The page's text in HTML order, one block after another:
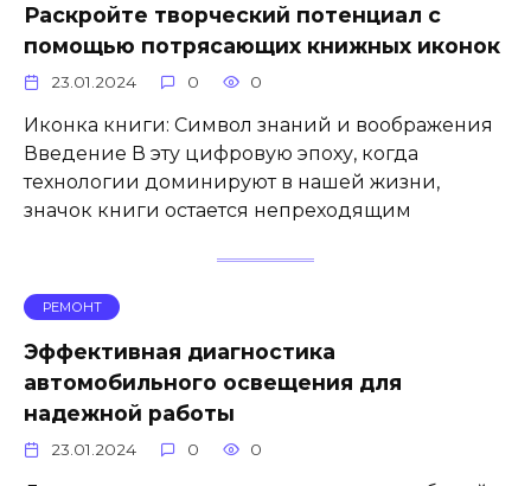
Раскройте творческий потенциал с
помощью потрясающих книжных иконок
23.01.2024 0 0
Иконка книги: Символ знаний и воображения
Введение В эту цифровую эпоху, когда
технологии доминируют в нашей жизни,
значок книги остается непреходящим
РЕМОНТ
Эффективная диагностика
автомобильного освещения для
надежной работы
23.01.2024 0 0